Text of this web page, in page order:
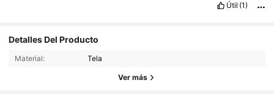
Útil (1)
Detalles Del Producto
Material: Tela
Ver más
4,64 44 Seguidores
44 Seguidores
44 Seguidores